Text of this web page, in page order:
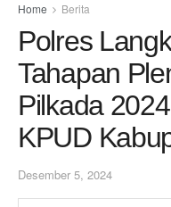
Home Berita
Polres
Tahapan
Pilkada
KPUD
Desember 5, 2024